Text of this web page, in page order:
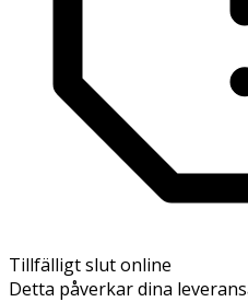
Tillfälligt slut online
Detta påverkar dina